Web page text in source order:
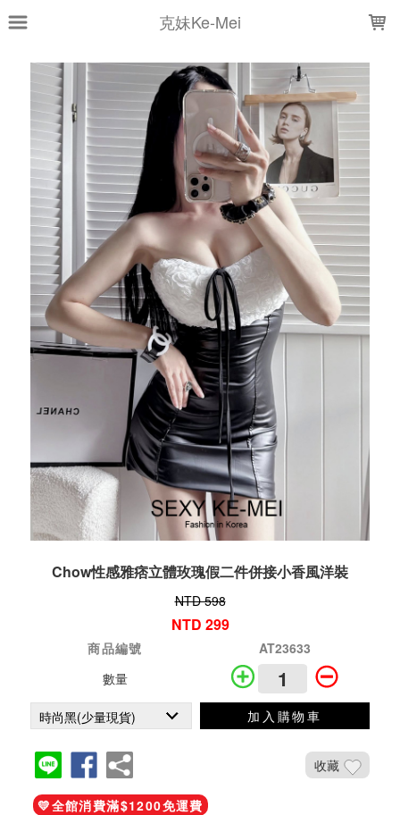
克妹Ke-Mei
Chow性感雅痞立體玫瑰假二件併接小香風洋裝
NTD 598
NTD 299
商品編號
AT23633
數量
加入購物車
收藏
💛全館消費滿$1200免運費